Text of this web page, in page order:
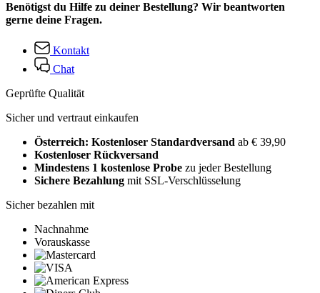
Benötigst du Hilfe zu deiner Bestellung? Wir beantworten
gerne deine Fragen.
Kontakt
Chat
Geprüfte Qualität
Sicher und vertraut einkaufen
Österreich: Kostenloser Standardversand ab € 39,90
Kostenloser Rückversand
Mindestens 1 kostenlose Probe zu jeder Bestellung
Sichere Bezahlung mit SSL-Verschlüsselung
Sicher bezahlen mit
Nachnahme
Vorauskasse